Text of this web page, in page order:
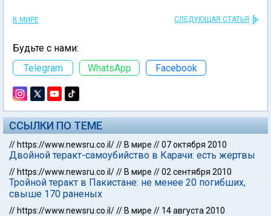
В МИРЕ СЛЕДУЮЩАЯ СТАТЬЯ
Будьте с нами:
Telegram
WhatsApp Facebook
ССЫЛКИ ПО ТЕМЕ
// https://www.newsru.co.il/// В мире //07 октября 2010
Двойной теракт-самоубийство в Карачи: есть жертвы
// https://www.newsru.co.il/// В мире //02 сентября 2010
Тройной теракт в Пакистане: не менее 20 погибших,
свыше 170 раненых
// https://www.newsru.co.il/// В мире // 14 августа 2010